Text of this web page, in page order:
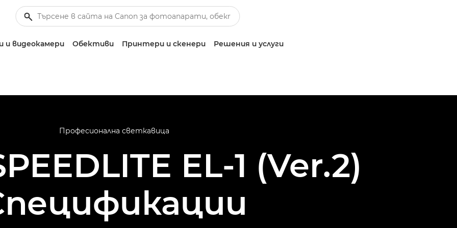
видеокамери Обективи Принтери и скенери Решения и услуги
Професионална светкавица
EL-1 (Ver.2)